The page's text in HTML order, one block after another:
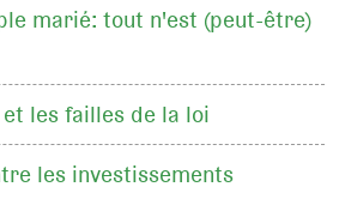
marié: tout n'est (peut-être)
les failles de la loi
les investissements